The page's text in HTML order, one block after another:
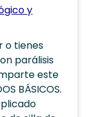
y
o tienes
parálisis
este
BÁSICOS.